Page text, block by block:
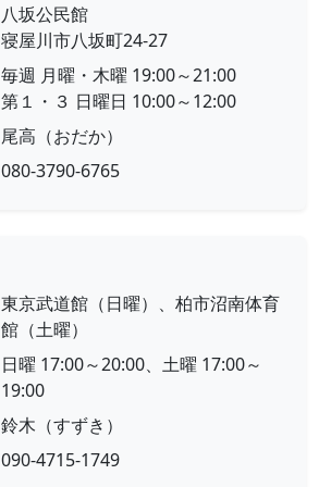
八坂公民館
寝屋川市八坂町24-27
毎週 月曜・木曜 19:00～21:00
第１・３ 日曜日 10:00～12:00
尾高（おだか）
080-3790-6765
東京武道館（日曜）、柏市沼南体育
館（土曜）
日曜 17:00～20:00、土曜 17:00～
19:00
鈴木（すずき）
090-4715-1749